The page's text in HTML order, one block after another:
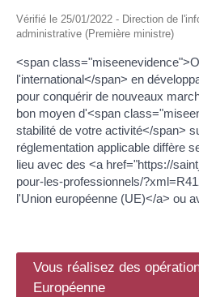
Vérifié le 25/01/2022 - Direction de
administrative (Première ministre)
<span
l'international</span> en
pour conquérir de nouveaux
bon moyen d'<span
stabilité de votre activité</span>
réglementation applicable diffère
lieu avec des <a href="https://
pour-les-professionnels/
l'Union européenne (UE)</a> ou
Vous réalisez des
Européenne